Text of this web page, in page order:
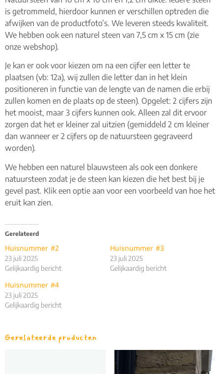
is getrommeld, hierdoor kunnen er verschillen optreden die
afwijken van de productfoto’s. We leveren steeds kwaliteit.
We hebben ook een naturel steen van 7,5 cm x 15 cm (zie
onze webshop).
Je kan er ook voor kiezen om na een cijfer een letter te
plaatsen (vb: 12a), wij zullen die letter dan in het klein
positioneren in functie van de lengte van de namen die erbij
zullen komen en de plaats op de steen). Opgelet: 2 cijfers zijn
het mooist, maar 3 cijfers kunnen ook. Alleen zal dit ervoor
zorgen dat het er kleiner zal uitzien (gemiddeld 2 cm kleiner
dan wanneer er 2 cijfers op de natuursteen gegraveerd
worden).
We hebben een naturel blauwsteen als ook een donkere
natuursteen zodat je de steen kan kiezen die het best bij je
gevel past. Klik een optie aan voor een voorbeeld van hoe het
eruit kan zien.
Gerelateerd
Huisnummer #2
23 juli 2025
Gelijkaardig bericht
Huisnummer #3
23 juli 2025
Gelijkaardig bericht
Huisnummer #4
23 juli 2025
Gelijkaardig bericht
Gerelateerde producten